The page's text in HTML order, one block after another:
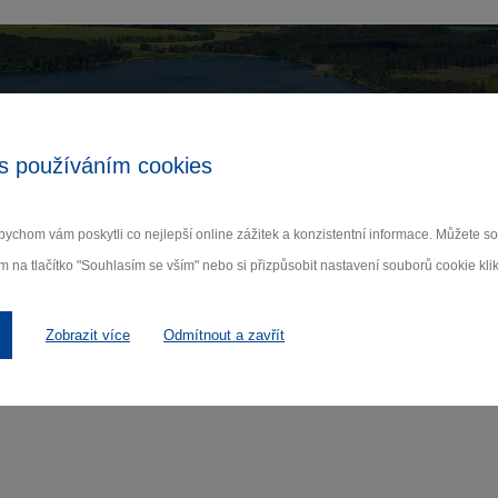
používáním cookies
vám poskytli co nejlepší online zážitek a konzistentní informace. Můžete
na tlačítko "Souhlasím se vším" nebo si přizpůsobit nastavení souborů cookie
Zobrazit více Odmítnout a zavřít
na ochraně osobních údajů.